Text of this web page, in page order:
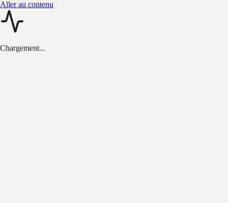
Aller au contenu
Chargement...